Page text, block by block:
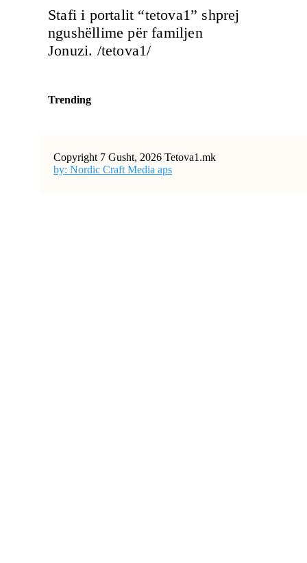
Stafi i portalit “tetova1” shprej
ngushëllime për familjen
Jonuzi. /tetova1/
Trending
Copyright 7 Gusht, 2026 Tetova1.mk
by: Nordic Craft Media aps